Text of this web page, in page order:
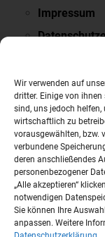
Wir verwenden auf
dritter. Einige von
sind, uns jedoch helfen,
wirtschaftlich zu
vorausgewählten, bzw.
verbundene
deren anschließendes
personenbezogener
„Alle akzeptieren“
notwendigen
Sie können Ihre
anpassen. Weitere
Impressum
Downloads
VOLVO
NISSAN
Mobile.de
Auto Scout24
Autobörse